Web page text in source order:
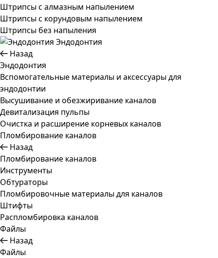
Штрипсы c алмазным напылением
Штрипсы c корундовым напылением
Штрипсы без напыления
Эндодонтия
Назад
Эндодонтия
Вспомогательные материалы и аксессуары для
эндодонтии
Высушивание и обезжиривание каналов
Девитализация пульпы
Очистка и расширение корневых каналов
Пломбирование каналов
Назад
Пломбирование каналов
Инструменты
Обтураторы
Пломбировочные материалы для каналов
Штифты
Распломбировка каналов
Файлы
Назад
Файлы